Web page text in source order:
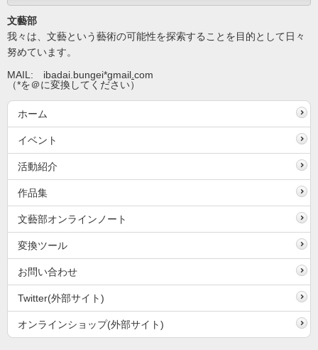
文藝部
我々は、文藝という藝術の可能性を探索することを目的として日々
努めています。
MAIL: ibadai.bungei*gmail com
（*を＠に変換してください）
ホーム
イベント
活動紹介
作品集
文藝部オンラインノート
変換ツール
お問い合わせ
Twitter(外部サイト)
オンラインショップ(外部サイト)